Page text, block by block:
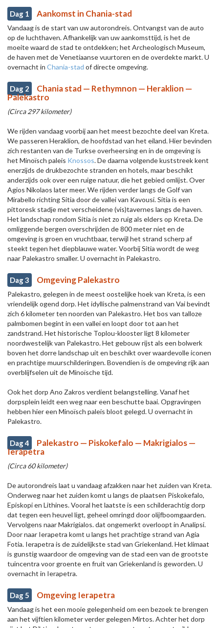
Dag 1 Aankomst in Chania-stad
Vandaag is de start van uw autorondreis. Ontvangst van de auto
op de luchthaven. Afhankelijk van uw aankomsttijd, is het de
moeite waard de stad te ontdekken; het Archeologisch Museum,
de haven met de Venetiaanse vuurtoren en de overdekte markt. U
overnacht in Chania-stad of directe omgeving.
Dag 2
Chania stad — Rethymnon — Heraklion —
Palekastro
(Circa 297 kilometer)
We rijden vandaag voorbij aan het meest bezochte deel van Kreta.
We passeren Heraklion, de hoofdstad van het eiland. Hier bevinden
zich restanten van de Turkse overheersing en in de omgeving is
het Minoïsch paleis Knossos. De daarna volgende kuststreek kent
enerzijds de drukbezochte stranden en hotels, maar beschikt
anderzijds ook over een ruige natuur, die het gebied omlijst. Over
Agios Nikolaos later meer. We rijden verder langs de Golf van
Mirabello richting Sitia door de vallei van Kavousi. Sitia is een
pittoresk stadje met verscheidene (vis)tavernes langs de haven.
Het landschap rondom Sitia is niet zo ruig als elders op Kreta. De
omliggende bergen overschrijden de 800 meter niet en de
omgeving is groen en vruchtbaar, terwijl het strand scherp af
steekt tegen het diepblauwe water. Voorbij Sitia wordt de weg
naar Palekastro smaller. U overnacht in Palekastro.
Dag 3 Omgeving Palekastro
Palekastro, gelegen in de meest oostelijke hoek van Kreta, is een
vriendelijk ogend dorp. Het idyllische palmenstrand van Vai bevindt
zich 6 kilometer ten noorden van Palekastro. Het bos van talloze
palmbomen begint in een vallei en loopt door tot aan het
zandstrand. Het historische Toplou-klooster ligt 8 kilometer
noordwestelijk van Palekastro. Het gebouw rijst als een bolwerk
boven het dorre landschap uit en beschikt over waardevolle iconen
en prachtige muurschilderingen. Bovendien is de omgeving rijk aan
overblijfselen uit de Minoïsche tijd.
Ook het dorp Ano Zakros verdient belangstelling. Vanaf het
dorpsplein leidt een weg naar een beschutte baai. Opgravingen
hebben hier een Minoïsch paleis bloot gelegd. U overnacht in
Palekastro.
Dag 4
Palekastro — Piskokefalo — Makrigialos —
Ierápetra
(Circa 60 kilometer)
De autorondreis laat u vandaag afzakken naar het zuiden van Kreta.
Onderweg naar het zuiden komt u langs de plaatsen Piskokefalo,
Episkopi en Lithines. Vooral het laatste is een schilderachtig dorp
dat tegen een heuvel ligt, geheel omringd door olijfboomgaarden.
Vervolgens naar Makrigialos. dat ongemerkt overloopt in Analipsi.
Door naar Ierapetra komt u langs het prachtige strand van Agia
Fotia. Ierapetra is de zuidelijkste stad van Griekenland. Het klimaat
is gunstig waardoor de omgeving van de stad een van de grootste
tuincentra voor groente en fruit van Griekenland is geworden. U
overnacht in Ierapetra.
Dag 5 Omgeving Ierapetra
Vandaag is het een mooie gelegenheid om een bezoek te brengen
aan het vijftien kilometer verder gelegen Mirtos. Achter het dorp